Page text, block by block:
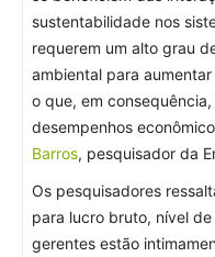
sustentabilidade nos
requerem um alto grau
ambiental para
o que, em
desempenhos
Barros, pesquisador da
Os pesquisadores
para lucro bruto, nível
gerentes estão